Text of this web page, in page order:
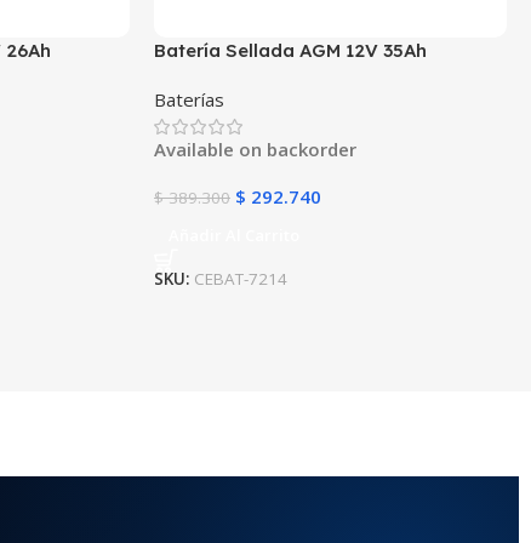
|
Batería Sellada AGM 12V 35Ah
Útil | UPS y Respaldo de Energía
Baterías
Available on backorder
$389.300 $ 292.740
SKU: CEBAT-7214